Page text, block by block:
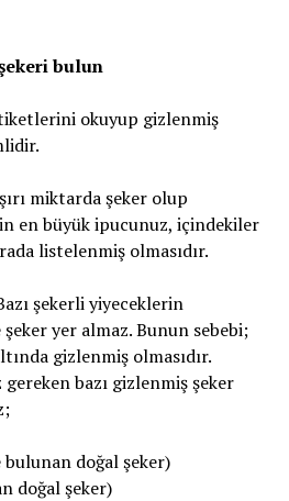
bulun
okuyup gizlenmiş
miktarda şeker olup
en büyük ipucunuz, içindekiler
listelenmiş olmasıdır.
şekerli yiyeceklerin
yer almaz. Bunun sebebi;
gizlenmiş olmasıdır.
bazı gizlenmiş şeker
doğal şeker)
doğal şeker)